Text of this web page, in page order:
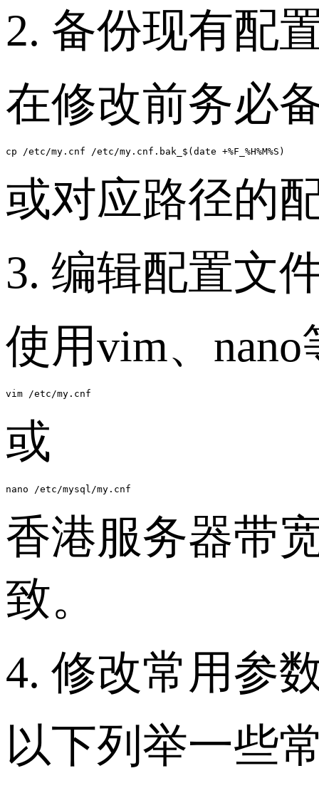
2. 备份现有配
在修改前务必
或对应路径的
3. 编辑配置文
使用vim、
vim /etc/my.cnf
或
nano /etc/mysql/my.cnf
香港服务器带
致。
4. 修改常用参
以下列举一些